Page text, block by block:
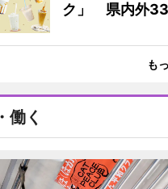
ク」 県内外33
も
働く